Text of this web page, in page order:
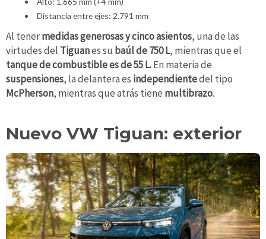
Distancia entre ejes: 2.791 mm
Al tenermedidas generosasy cinco asientos, una de las
virtudes del Tiguanes su baúl de 750 L, mientras que el
tanque de combustible es de 55 L.En materia de
suspensiones, la delantera es independientedel tipo
McPherson, mientras que atrás tiene multibrazo.
Nuevo VW Tiguan: exterior